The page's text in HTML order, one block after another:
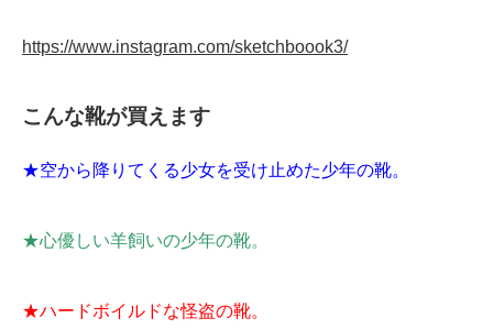
https://www.instagram.com/sketchboook3/
こんな靴が買えます
★空から降りてくる少女を受け止めた少年の靴。
★心優しい羊飼いの少年の靴。
★ハードボイルドな怪盗の靴。